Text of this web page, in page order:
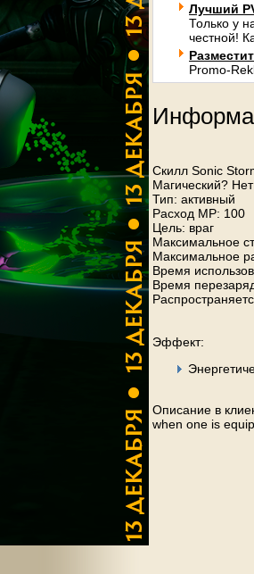
Лучший
Только у
честной!
Promo-
Скилл Sonic
Магический? Нет
Тип: активный
Расход MP: 100
Цель: враг
Максимальное
Максимальное
Время
Время
Эффект:
Описание в
when one is